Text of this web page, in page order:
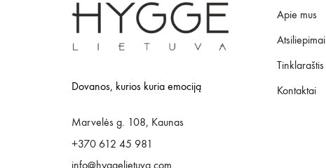
Dovanos, kurios kuria emociją
Marvelės g. 108, Kaunas
+370 612 45 981
info@hyggelietuva.com
Apie mus
Atsiliepimai
Tinklaraštis
Kontaktai